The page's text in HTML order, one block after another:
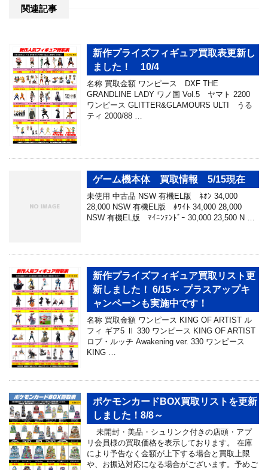
関連記事
新作プライズフィギュア買取表更新し
ました！ 10/4
名称 買取金額 ワンピース DXF THE
GRANDLINE LADY ワノ国 Vol.5 ヤマト 2200
ワンピース GLITTER&GLAMOURS ULTI うる
ティ 2000/88 …
ゲーム機本体 買取情報 5/15現在
未使用 中古品 NSW 有機EL版 ﾈｵﾝ 34,000
28,000 NSW 有機EL版 ﾎﾜｲﾄ 34,000 28,000
NSW 有機EL版 ﾏｲﾆﾝﾃﾝﾄﾞｰ 30,000 23,500 N …
新作プライズフィギュア買取リスト更
新しました！ 6/15～ プラスアップキ
ャンペーンも実施中です！
名称 買取金額 ワンピース KING OF ARTIST ル
フィ ギア5 Ⅱ 330 ワンピース KING OF ARTIST
ロブ・ルッチ Awakening ver. 330 ワンピース
KING …
ポケモンカードBOX買取リストを更新
しました！8/8～
未開封・美品・シュリンク付きの店頭・アプ
リ会員様の買取価格を表示しております。 在庫
により予告なく金額が上下する場合と買取上限
や、お振込対応になる場合がございます。予めご